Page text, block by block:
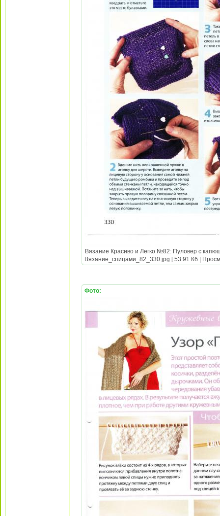
Вязание Красиво и Легко №82: Пуловер с
Вязание_спицами_82_330.jpg [ 53.91 Кб |
Фото: